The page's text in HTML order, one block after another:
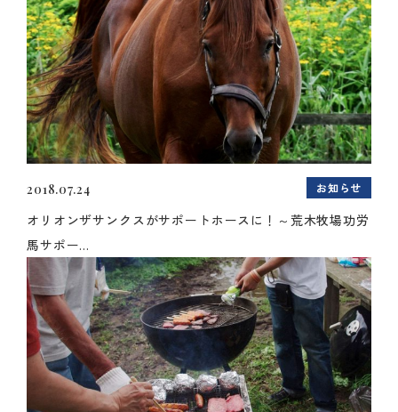
2018.07.24 お知らせ
オリオンザサンクスがサポートホースに！～荒木牧場功労
馬サポー...